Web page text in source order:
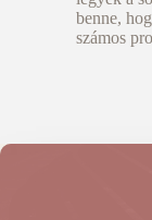
benne,
számos